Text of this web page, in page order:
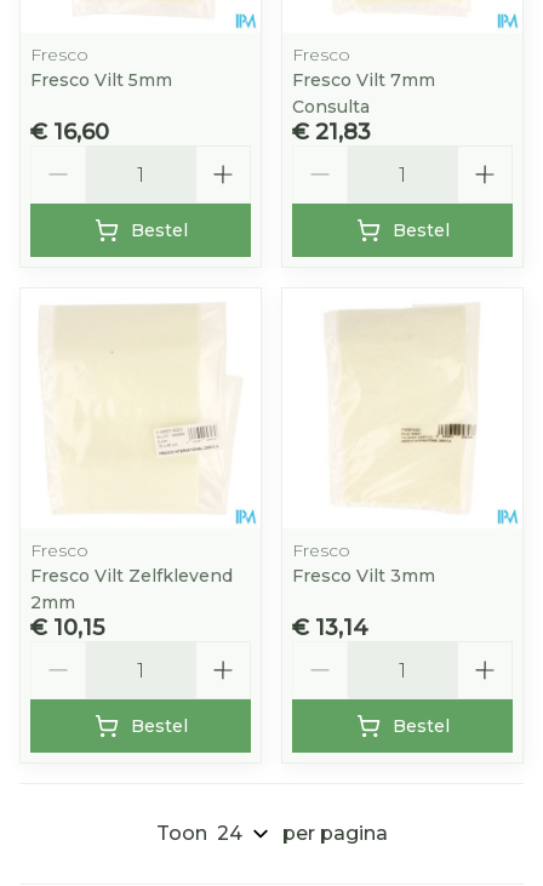
Fresco
Fresco Vilt 5mm
€ 16,60
Bestel
Fresco
Fresco Vilt 7mm
Consulta
€ 21,83
Bestel
Fresco
Fresco Vilt Zelfklevend
2mm
€ 10,15
Bestel
Fresco
Fresco Vilt 3mm
€ 13,14
Bestel
Toon per pagina